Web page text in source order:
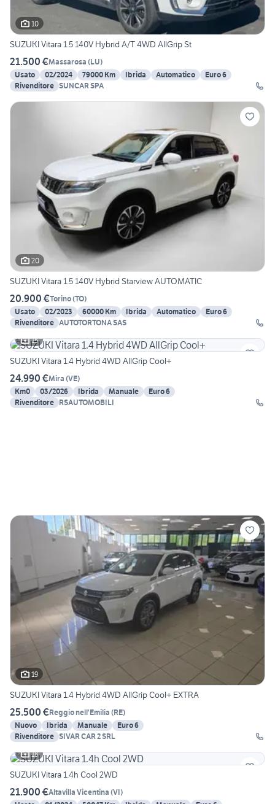
10
SUZUKI Vitara 1.5 140V Hybrid A/T 4WD AllGrip St
21.500 €Massarosa (LU)
Usato
02/2024 79000 Km Ibrida Automatico
Euro 6
Rivenditore SUNCAR SPA
20
SUZUKI Vitara 1.5 140V Hybrid Starview AUTOMATIC
20.900 €Torino(TO)
Usato
02/2023 60000 Km Ibrida Automatico
Euro 6
Rivenditore AUTOTORTONA SAS
15
SUZUKI Vitara 1.4 Hybrid 4WD AllGrip Cool+
24.990 €Mira (VE)
Km0
03/2026 Ibrida Manuale
Euro 6
Rivenditore RSAUTOMOBILI
19
SUZUKI Vitara 1.4 Hybrid 4WD AllGrip Cool+ EXTRA
25.500 €Reggio nell'Emilia (RE)
Nuovo
Ibrida Manuale
Euro 6
Rivenditore SIVAR CAR 2 SRL
18
SUZUKI Vitara 1.4h Cool 2WD
21.900 €Altavilla Vicentina (VI)